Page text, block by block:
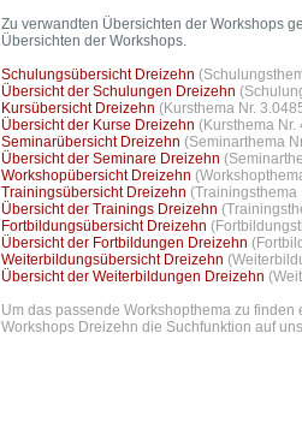
Zu verwandten Übersichten der Workshops
Übersichten der Workshops.
Schulungsübersicht Dreizehn
Übersicht der Schulungen Dreizehn
Kursübersicht Dreizehn (Kursthema Nr.
Übersicht der Kurse Dreizehn (Kursthema
Seminarübersicht Dreizehn (Seminarthema
Übersicht der Seminare Dreizehn
Workshopübersicht Dreizehn
Trainingsübersicht Dreizehn (Trainingsthema
Übersicht der Trainings Dreizehn
Fortbildungsübersicht Dreizehn
Übersicht der Fortbildungen Dreizehn
Weiterbildungsübersicht Dreizehn
Übersicht der Weiterbildungen Dreizehn
Um das passende Workshopthema zu
Workshops Dreizehn die Suchfunktion auf